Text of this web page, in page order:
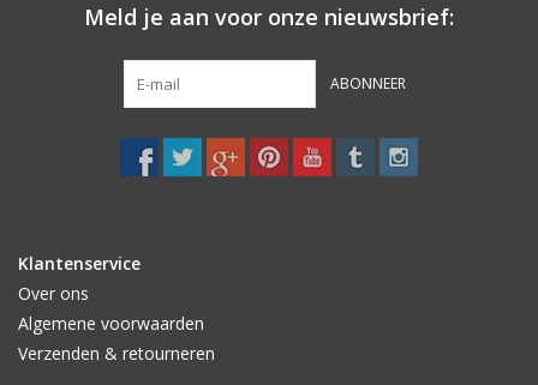
Meld je aan voor onze nieuwsbrief:
ABONNEER
Klantenservice
Over ons
Algemene voorwaarden
Verzenden & retourneren